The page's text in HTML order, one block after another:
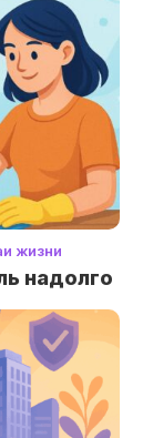
жизни
надолго